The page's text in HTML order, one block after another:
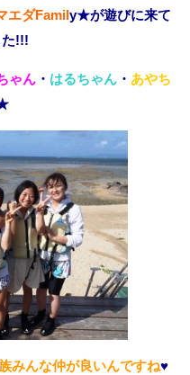
エダFamily★が遊びに来て
た!!!
ゃん・ はるちゃん・ あやち
みんな仲が良いんですね♥